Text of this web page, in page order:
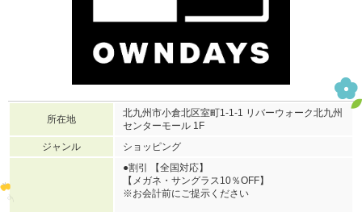
所在地
北九州市小倉北区室町1-1-1 リバーウォーク北九州
センターモール 1F
ジャンル
ショッピング
●割引 【全国対応】
【メガネ・サングラス10％OFF】
※お会計前にご提示ください